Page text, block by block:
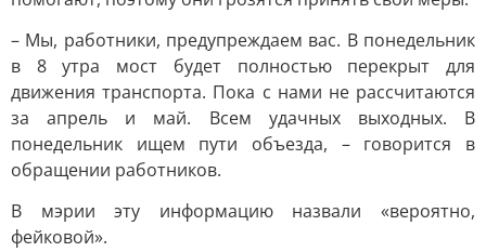
– Мы, работники, предупреждаем вас. В понедельник
в 8 утра мост будет полностью перекрыт для
движения транспорта. Пока с нами не рассчитаются
за апрель и май. Всем удачных выходных. В
понедельник ищем пути объезда, – говорится в
обращении работников.
В мэрии эту информацию назвали «вероятно,
фейковой».